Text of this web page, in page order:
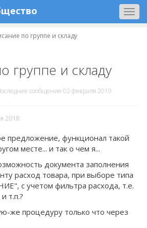
по группе и складу
группе и складу
сообщение 02 февраля 2019
2018
предложение, функционал такой
месте... и так о чем я...
документа заполнения
расход товара, при выборе типа
с учетом фильтра расхода, т.е.
т.п.?
же процедуру только что через